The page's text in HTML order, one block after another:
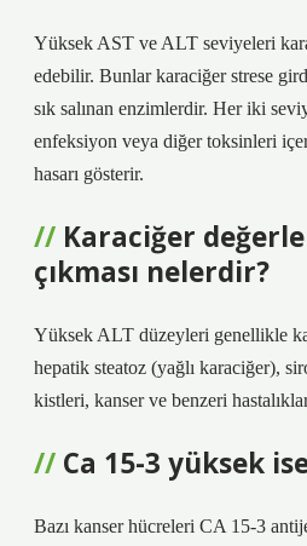
Yüksek AST ve ALT seviyeleri
edebilir. Bunlar karaciğer strese
sık salınan enzimlerdir. Her iki
enfeksiyon veya diğer toksinleri
hasarı gösterir.
Karaciğer
çıkması nelerdir?
Yüksek ALT düzeyleri genellikle
hepatik steatoz (yağlı karaciğer),
kistleri, kanser ve benzeri
Ca 15-3 yüksek
Bazı kanser hücreleri CA 15-3